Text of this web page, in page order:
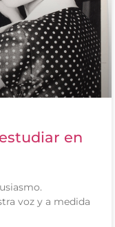
en
voz y a medida